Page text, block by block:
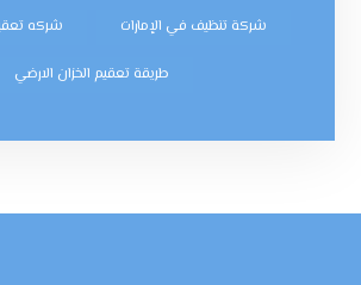
شركة تنظيف في الإمارات شركه
طريقة تعقيم الخزان الارضي